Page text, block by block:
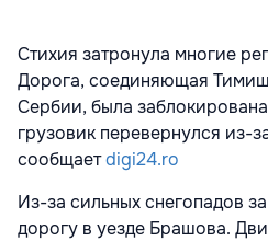
Стихия затронула многие
Дорога, соединяющая
Сербии, была
грузовик перевернулся из-
сообщаетdigi24.ro
Из-за сильных снегопадов
дорогу в уезде Брашова.